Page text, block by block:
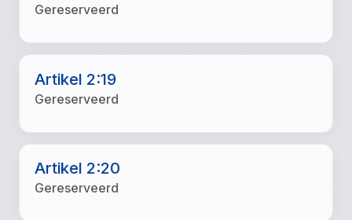
Gereserveerd
Artikel 2:19
Gereserveerd
Artikel 2:20
Gereserveerd